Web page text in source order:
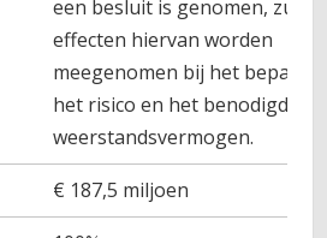
een besluit is genomen,
effecten hiervan worden
meegenomen bij het bepalen
het risico en het benodigd
weerstandsvermogen.
€ 187,5 miljoen